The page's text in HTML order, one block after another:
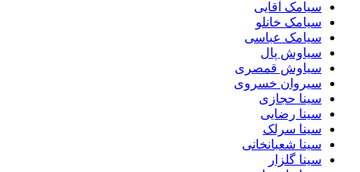
سیامک آقایی
سیامک خانلو
سیامک عباسی
سیاوش پال
سیاوش قمصری
سیروان خسروی
سینا حجازی
سینا رضایی
سینا سرلک
سینا شعبانخانی
سینا گلزار